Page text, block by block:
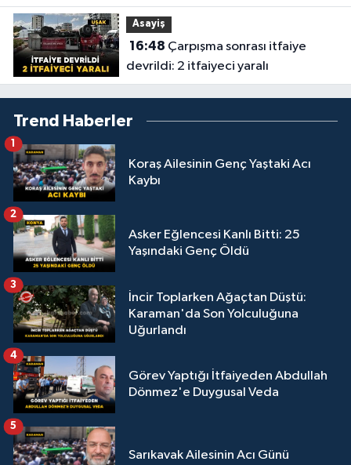
Asayiş
16:48
devrildi: 2 itfaiyeci yaralı
Trend Haberler
Koraş Ailesinin Genç Yaştaki Acı
Kaybı
1
Asker Eğlencesi Kanlı Bitti: 25
Yaşındaki Genç Öldü
2
İncir Toplarken Ağaçtan Düştü:
Karaman'da Son Yolculuğuna
Uğurlandı
3
Görev Yaptığı İtfaiyeden Abdullah
Dönmez'e Duygusal Veda
4
Sarıkavak Ailesinin Acı Günü
5